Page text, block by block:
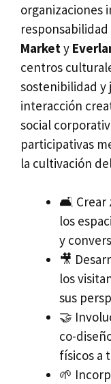
organizaciones
Market y
centros
sostenibilidad y
interacción
social
participativas
la cultivación
🛋️ Crear
los
y
🎥
los
sus
🤝
co-
físicos a
🌱